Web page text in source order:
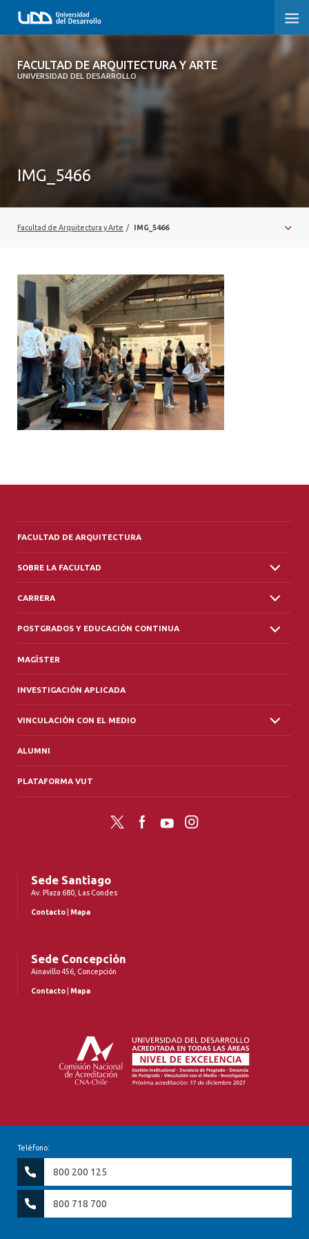
FACULTAD DE ARQUITECTURA Y ARTE
UNIVERSIDAD DEL DESARROLLO
FACULTAD DE ARQUITECTURA Y ARTE
VINCULACIÓN CON EL MEDIO
PLATAFORMA VUT
IMG_5466
Facultad de Arquitectura y Arte / IMG_5466
FACULTAD DE ARQUITECTURA
SOBRE LA FACULTAD
CARRERA
POSTGRADOS Y EDUCACIÓN CONTINUA
MAGÍSTER
INVESTIGACIÓN APLICADA
VINCULACIÓN CON EL MEDIO
ALUMNI
PLATAFORMA VUT
Twitter FacebookYouTubeInstagram
Sede Santiago
Av. Plaza 680, Las Condes
Contacto Mapa
Sede Concepción
Ainavillo 456, Concepción
Contacto Mapa
Teléfono:
800 200 125
800 718 700